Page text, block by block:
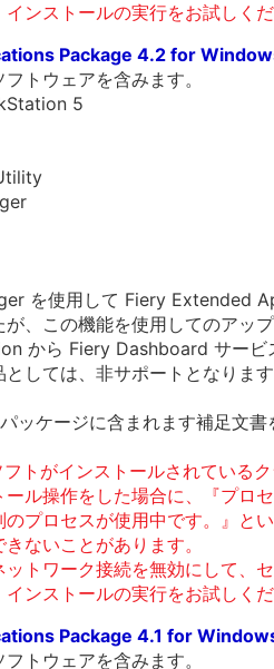
ンストールの実行をお試しく
Package 4.2 for
トウェアを含みます。
5
を使用して Fiery Extended
が、この機能を使用してのアッ
から Fiery Dashboard サービ
しては、非サポートとなりま
ッケージに含まれます補足文
トがインストールされている
ル操作をした場合に、『プロ
プロセスが使用中です。』と
ないことがあります。
トワーク接続を無効にして、
ンストールの実行をお試しく
Package 4.1 for
トウェアを含みます。